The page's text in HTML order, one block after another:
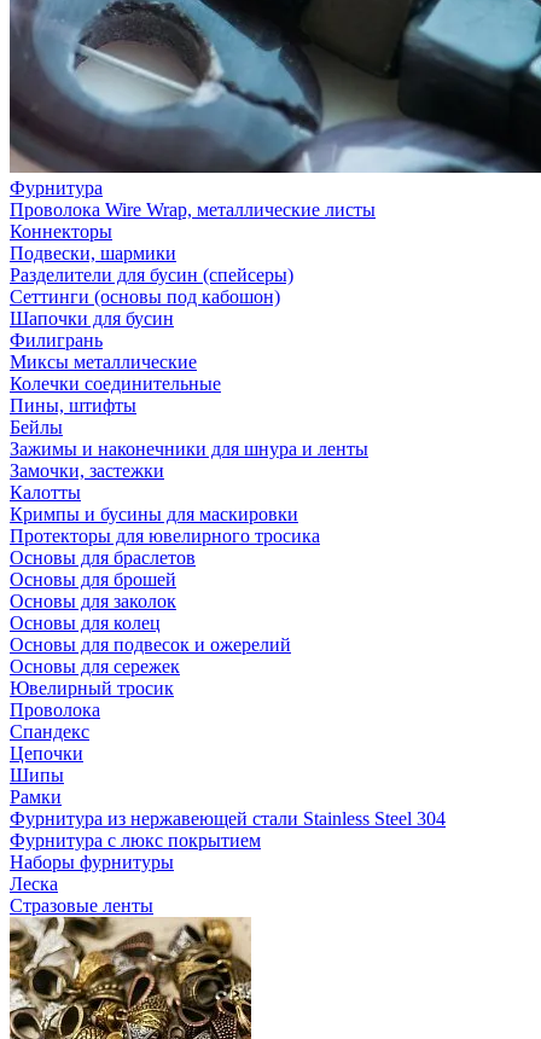
Фурнитура
Проволока Wire Wrap, металлические листы
Коннекторы
Подвески, шармики
Разделители для бусин (спейсеры)
Сеттинги (основы под кабошон)
Шапочки для бусин
Филигрань
Миксы металлические
Колечки соединительные
Пины, штифты
Бейлы
Зажимы и наконечники для шнура и ленты
Замочки, застежки
Калотты
Кримпы и бусины для маскировки
Протекторы для ювелирного тросика
Основы для браслетов
Основы для брошей
Основы для заколок
Основы для колец
Основы для подвесок и ожерелий
Основы для сережек
Ювелирный тросик
Проволока
Спандекс
Цепочки
Шипы
Рамки
Фурнитура из нержавеющей стали Stainless Steel 304
Фурнитура с люкс покрытием
Наборы фурнитуры
Леска
Стразовые ленты